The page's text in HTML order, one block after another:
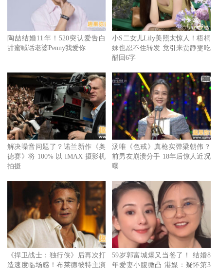
陶喆结婚11年！520突认爱告白
甜蜜喊话老婆Penny我爱你
小S二女儿Lily美照太惊人！梧桐
妹也忍不住转发 竟引来贾静雯吃
醋回6字
解决噪音问题了？诺兰新作《奥
德赛》将 100% 以 IMAX 摄影机
拍摄
汤唯《色戒》真枪实弹梁朝伟？
前男友崩溃分手 18年后惊人近况
曝
《捍卫战士：独行侠》后再次打
造速度临场感！布莱德彼特主演
59岁郭富城爆又当爸了！ 结婚8
年爱妻小腹微凸 港媒：疑怀第3